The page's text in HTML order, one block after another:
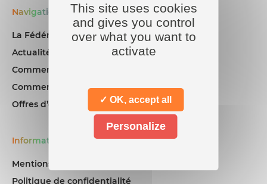
Navigation
La Fédération
Actualités
Comment venir ?
Commerces
Offres d’emploi
Informations
Mentions légales
Politique de confidentialité
This site uses cookies
and gives you control
over what you want to
activate
✓ OK, accept all
Personalize